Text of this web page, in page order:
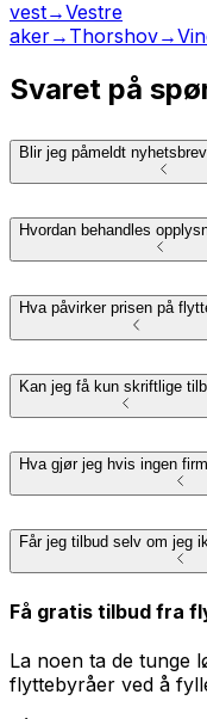
vest→Vestre
aker→ Thorshov→
Svaret på
Blir jeg påmeldt
Hvordan behandles
Hva påvirker prisen på
Kan jeg få kun skriftlige
Hva gjør jeg hvis ingen
Får jeg tilbud selv om jeg
Få gratis tilbud fra
La noen ta de tunge
flyttebyråer ved å